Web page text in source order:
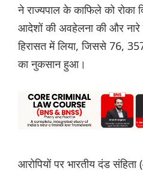
ने राज्यपाल के काफिले को रोका
आदेशों की अवहेलना की और नारे
हिरासत में लिया, जिससे 76,
का नुकसान हुआ।
आरोपियों पर भारतीय दंड